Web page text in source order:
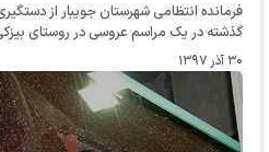
فرمانده انتظامی شهرستان جویبار از
گذشته در یک مراسم عروسی در روستای
۳۰ آذر ۱۳۹۷